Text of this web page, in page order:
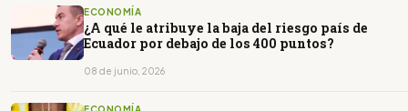
ECONOMÍA
¿A qué le atribuye la baja del riesgo país de
Ecuador por debajo de los 400 puntos?
08 de junio, 2026